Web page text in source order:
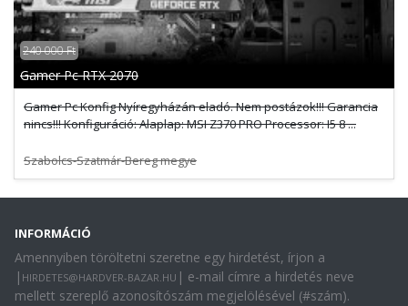
240 000 Ft
Gamer Pc RTX 2070
Gamer Pc Konfig Nyíregyházán eladó. Nem postázok!!! Garancia
nincs!!! Konfiguráció: Alaplap: MSI Z370 PRO Processor: I5 8 ...
Szabolcs-Szatmár-Bereg megye
INFORMÁCIÓ
Amennyiben töröltetni szeretne egy hirdetést, írjon a
| HIRDETES@HARDVER-BAZAR.HU | e-mail címre a hirdetés neve
mellett szereplő azonosítószám megjelölésével (#szám).